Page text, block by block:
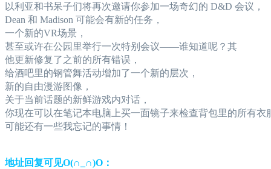
以利亚和书呆子们将再次邀请你参加一场奇幻的 D&D 会议，
Dean 和 Madison 可能会有新的任务，
一个新的VR场景，
甚至或许在公园里举行一次特别会议——谁知道呢？其
他更新修复了之前的所有错误，
给酒吧里的钢管舞活动增加了一个新的层次，
新的自由漫游图像，
关于当前话题的新鲜游戏内对话，
你现在可以在笔记本电脑上买一面镜子来检查背包里的所有衣
可能还有一些我忘记的事情！
地址回复可见O(∩_∩)O：